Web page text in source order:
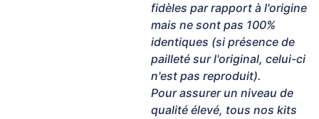
fidèles par rapport à l'origine
mais ne sont pas 100%
identiques (si présence de
pailleté sur l'original, celui-ci
n'est pas reproduit).
Pour assurer un niveau de
qualité élevé, tous nos kits